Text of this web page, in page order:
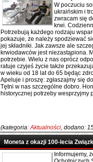
W poczuciu
ukraińskim i
zwracam się
krwi.
Potrzebują każdego rodzaju
pokazuje, że należy spodziewać
jej składniki. Jak zawsze ale
krwiodawców jest niezastąpiona.
potrzebie. Wielu z nas oprócz
ratuje czyjeś życie także
w wieku od 18 lat do 65 będąc
Apeluje i proszę: zgłaszajmy się
Tętni w nas szczególne dobro.
historycznej potrzeby wesprzyjmy
(kategoria:Aktualności, dodano:
Moneta z okazji 100-lecia
Informujemy,